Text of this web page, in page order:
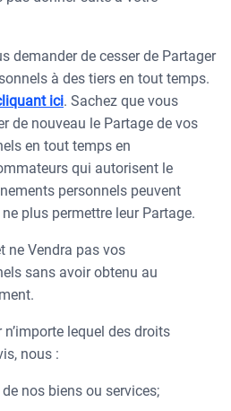
demander de cesser de Partager
à des tiers en tout temps.
ici. Sachez que vous
de nouveau le Partage de vos
en tout temps en
qui autorisent le
personnels peuvent
plus permettre leur Partage.
ne Vendra pas vos
sans avoir obtenu au
n’importe lequel des droits
nous :
nos biens ou services;